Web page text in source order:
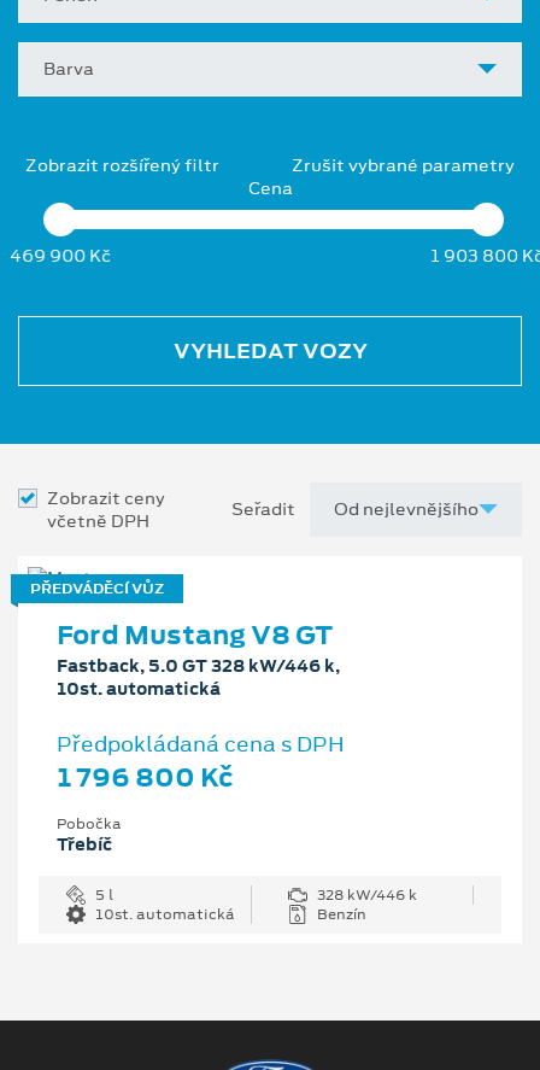
Barva
Zobrazit rozšířený filtr
Zrušit vybrané parametry
Cena
469 900 Kč 1 903 800
VYHLEDAT VOZY
Zobrazit ceny
včetně DPH
Seřadit
PŘEDVÁDĚCÍ VŮZ
Ford Mustang V8 GT
Fastback, 5.0 GT 328 kW/446 k,
10st. automatická
Předpokládaná cena s DPH
1 796 800 Kč
Pobočka
Třebíč
5 l
328 kW/446 k
10st. automatická
Benzín